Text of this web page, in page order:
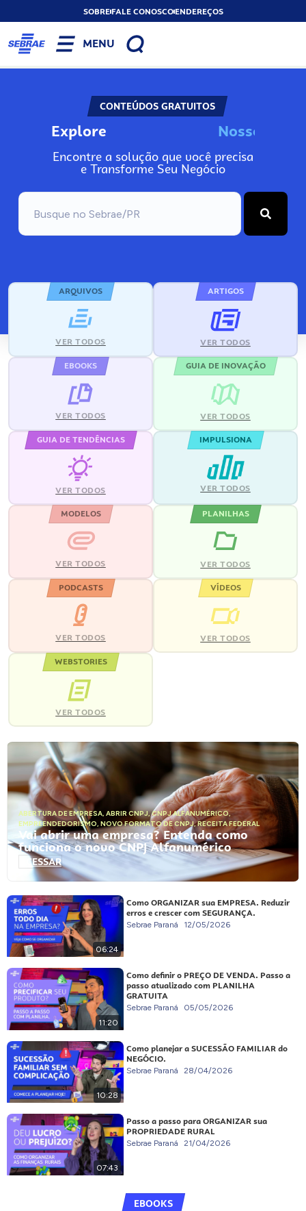
SOBREFALE CONOSCOENDEREÇOS
MENU
CONTEÚDOS GRATUITOS
Explore No
Encontre a solução que você precisa
e Transforme Seu Negócio
ARQUIVOS
VER TODOS
ARTIGOS
VER TODOS
EBOOKS
VER TODOS
GUIA DE INOVAÇÃO
VER TODOS
GUIA DE TENDÊNCIAS
VER TODOS
IMPULSIONA
VER TODOS
MODELOS
VER TODOS
PLANILHAS
VER TODOS
PODCASTS
VER TODOS
VÍDEOS
VER TODOS
WEBSTORIES
VER TODOS
ABERTURA DE EMPRESA, ABRIR CNPJ,CNPJ ALFANUMÉRICO,
EMPREENDEDORISMO, NOVO FORMATO DE CNPJ,RECEITA FEDERAL
Vai abrir uma empresa? Entenda como
funciona o novo CNPJ Alfanumérico
ACESSAR
06:24
Como ORGANIZAR sua EMPRESA. Reduzir
erros e crescer com SEGURANÇA.
Sebrae Paraná 12/05/2026
11:20
Como definir o PREÇO DE VENDA. Passo a
passo atualizado com PLANILHA
GRATUITA
Sebrae Paraná 05/05/2026
10:28
Como planejar a SUCESSÃO FAMILIAR do
NEGÓCIO.
Sebrae Paraná 28/04/2026
07:43
Passo a passo para ORGANIZAR sua
PROPRIEDADE RURAL
Sebrae Paraná 21/04/2026
EBOOKS